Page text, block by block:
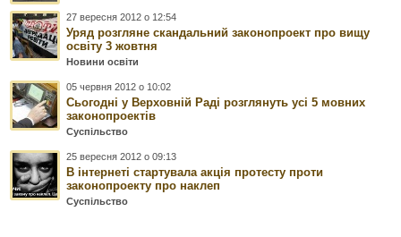
27 вересня 2012 о 12:54
Уряд розгляне скандальний законопроект про вищу
освіту 3 жовтня
Новини освіти
05 червня 2012 о 10:02
Сьогодні у Верховній Раді розглянуть усі 5 мовних
законопроектів
Суспільство
25 вересня 2012 о 09:13
В інтернеті стартувала акція протесту проти
законопроекту про наклеп
Суспільство